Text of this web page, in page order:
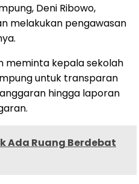
Deni Ribowo,
melakukan pengawasan
meminta kepala sekolah
untuk transparan
hingga laporan
Ada Ruang Berdebat